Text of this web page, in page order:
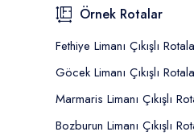
Örnek Rotalar
Fethiye Limanı Çıkışlı
Göcek Limanı Çıkışlı
Marmaris Limanı Çıkışlı
Bozburun Limanı Çıkışlı